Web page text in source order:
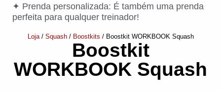
✦ Prenda personalizada: É também uma prenda
perfeita para qualquer treinador!
Loja/ Squash/ Boostkits / Boostkit WORKBOOK Squash
Boostkit
WORKBOOK Squash